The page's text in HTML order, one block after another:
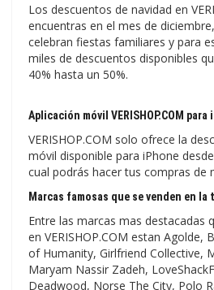
Los descuentos de navidad en
encuentras en el mes de
celebran fiestas familiares y para
miles de descuentos disponibles
40% hasta un 50%.
Aplicación móvil VERISHOP.COM para
VERISHOP.COM solo ofrece la
móvil disponible para iPhone
cual podrás hacer tus compras de
Marcas famosas que se venden en la
Entre las marcas mas destacadas
en VERISHOP.COM estan Agolde,
of Humanity, Girlfriend Collective,
Maryam Nassir Zadeh,
Deadwood, Norse The City, Polo